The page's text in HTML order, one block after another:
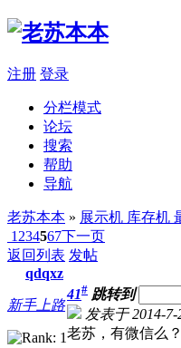
注册 登录
分栏模式
论坛
搜索
帮助
导航
老苏本本 » 展示机 库存机
1 234567下一页
返回列表 发帖
qdqxz
新手上路
41# 跳转到
发表于 2014-7-
老苏，有微信么